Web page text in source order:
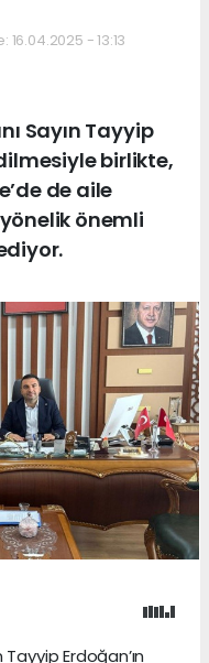
16.04.2025 - 13:13
Sayın Tayyip
birlikte,
de aile
önemli
Tayyip Erdoğan’ın